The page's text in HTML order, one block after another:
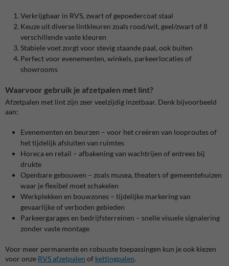
Verkrijgbaar in RVS, zwart of gepoedercoat staal
Keuze uit diverse lintkleuren zoals rood/wit, geel/zwart of 8
verschillende vaste kleuren
Stabiele voet zorgt voor stevig staande paal, ook buiten
Perfect voor evenementen, winkels, parkeerlocaties of
showrooms
Waarvoor gebruik je afzetpalen met lint?
Afzetpalen met lint zijn zeer veelzijdig inzetbaar. Denk bijvoorbeeld
aan:
Evenementen en beurzen – voor het creëren van looproutes of
het tijdelijk afsluiten van ruimtes
Horeca en retail – afbakening van wachtrijen of entrees bij
drukte
Openbare gebouwen – zoals musea, theaters of gemeentehuizen
waar je flexibel moet schakelen
Werkplekken en bouwzones – tijdelijke markering van
gevaarlijke of verboden gebieden
Parkeergarages en bedrijfsterreinen – snelle visuele signalering
zonder vaste montage
Voor meer permanente en robuuste toepassingen kun je ook kiezen
voor onze RVS afzetpalen of kettingpalen.